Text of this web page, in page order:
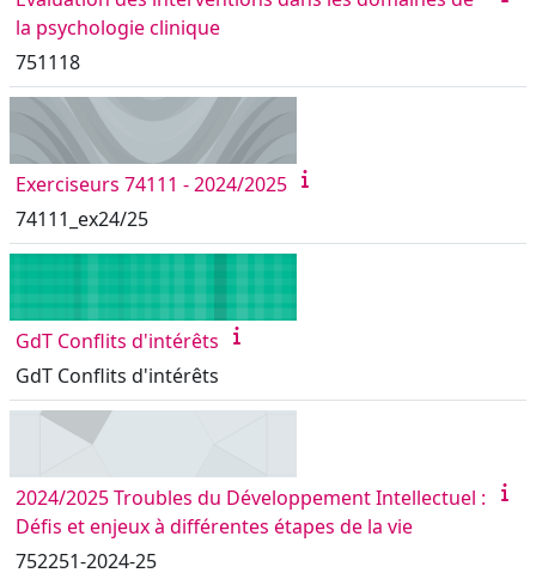
la psychologie clinique
751118
Exerciseurs 74111 - 2024/2025
74111_ex24/25
GdT Conflits d'intérêts
GdT Conflits d'intérêts
2024/2025 Troubles du Développement Intellectuel :
Défis et enjeux à différentes étapes de la vie
752251-2024-25